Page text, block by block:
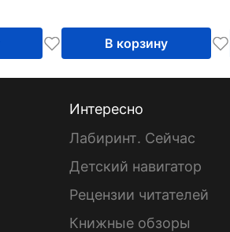
В корзину
Интересно
Лабиринт. Сейчас
Детский навигатор
Рецензии читателей
Книжные обзоры